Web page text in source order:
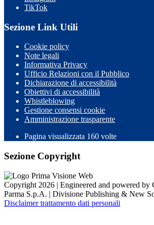
TikTok
Sezione Link Utili
Cookie policy
Note legali
Informativa Privacy
Ufficio Relazioni con il Pubblico
Dichiarazione di accessibilità
Obiettivi di accessibilità
Whistleblowing
Gestione consensi cookie
Amministrazione trasparente
Pagina visualizzata 160 volte
Sezione Copyright
Copyright 2026 | Engineered and powered by
Parma S.p.A. | Divisione Publishing & New
Disclaimer trattamento dati personali